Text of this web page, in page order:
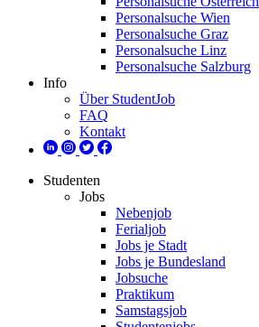
Personalsuche Wien
Personalsuche Graz
Personalsuche Linz
Personalsuche Salzburg
Info
Über StudentJob
FAQ
Kontakt
Studenten
Jobs
Nebenjob
Ferialjob
Jobs je Stadt
Jobs je Bundesland
Jobsuche
Praktikum
Samstagsjob